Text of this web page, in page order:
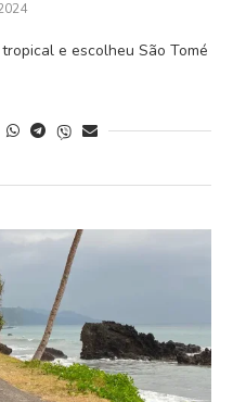
e escolheu São Tomé